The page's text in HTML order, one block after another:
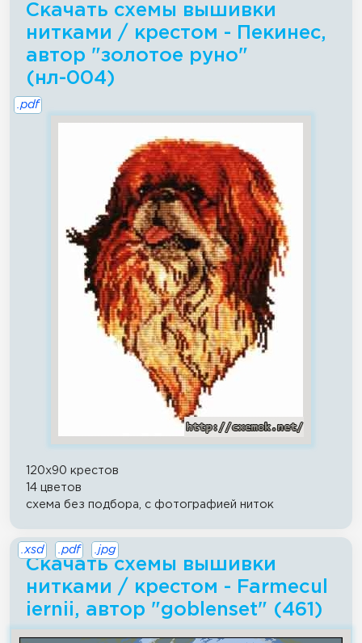
Скачать схемы вышивки
нитками / крестом - Пекинес,
автор "золотое руно"
(нл-004)
.pdf
120x90 крестов
14 цветов
схема без подбора, с фотографией ниток
Скачать схемы вышивки
нитками / крестом - Farmecul
iernii, автор "goblenset" (461)
.xsd .pdf .jpg